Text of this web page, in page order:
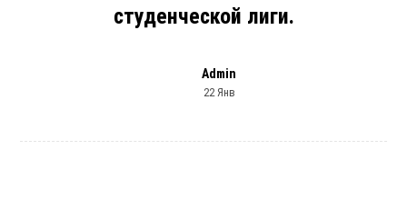
студенческой лиги.
Admin
22 Янв